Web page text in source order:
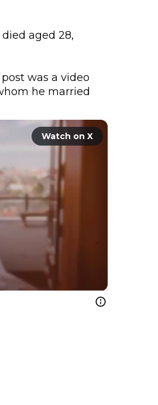
aged 28,
was a video
he married
Watch on X